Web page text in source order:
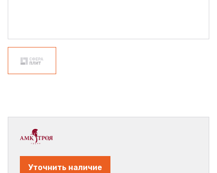
Уточнить наличие